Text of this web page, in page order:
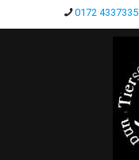
0172 4337335